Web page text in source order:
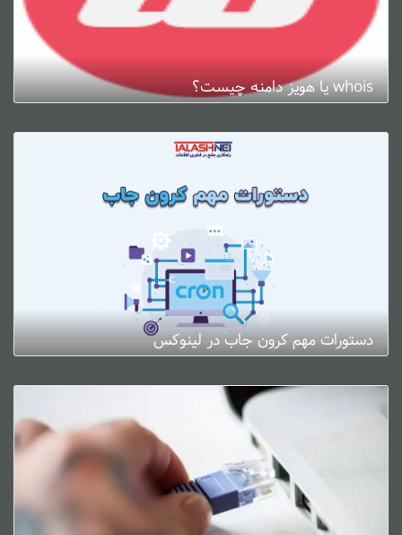
whois یا هویز دامنه چیست؟
دستورات مهم کرون جاب در لینوکس